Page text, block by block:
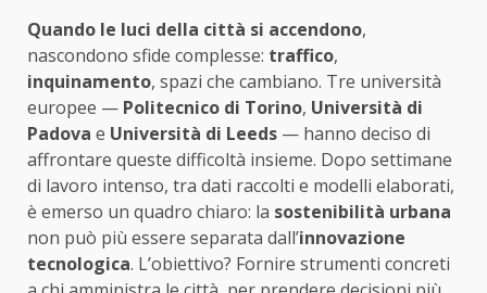
Quando le luci della città si accendono,
nascondono sfide complesse: traffico,
inquinamento, spazi che cambiano. Tre università
europee — Politecnico di Torino, Università di
Padova e Università di Leeds — hanno deciso di
affrontare queste difficoltà insieme. Dopo settimane
di lavoro intenso, tra dati raccolti e modelli elaborati,
è emerso un quadro chiaro: la sostenibilità urbana
non può più essere separata dall’innovazione
tecnologica. L’obiettivo? Fornire strumenti concreti